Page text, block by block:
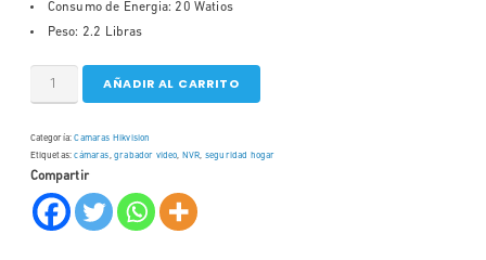
Consumo de Energia: 20 Watios
Peso: 2.2 Libras
AÑADIR AL CARRITO
Categoría:Camaras Hikvision
Etiquetas:cámaras,grabador video, NVR, seguridad hogar
Compartir